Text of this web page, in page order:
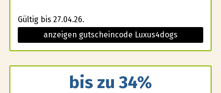
Gültig bis 27.04.26.
anzeigen gutscheincode Luxus4dogs
bis zu 34%